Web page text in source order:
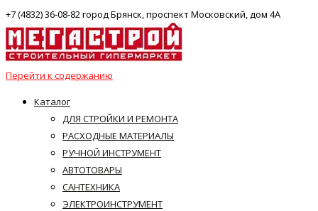
+7 (4832) 36-08-82 город Брянск, проспект Московский, дом 4А
Перейти к содержанию
Каталог
ДЛЯ СТРОЙКИ И РЕМОНТА
РАСХОДНЫЕ МАТЕРИАЛЫ
РУЧНОЙ ИНСТРУМЕНТ
АВТОТОВАРЫ
САНТЕХНИКА
ЭЛЕКТРОИНСТРУМЕНТ